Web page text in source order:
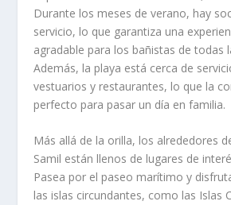
Durante los meses de verano, hay
servicio, lo que garantiza una
agradable para los bañistas de todas
Además, la playa está cerca de
vestuarios y restaurantes, lo que la
perfecto para pasar un día en familia.
Más allá de la orilla, los alrededores
Samil están llenos de lugares de
Pasea por el paseo marítimo y
las islas circundantes, como las Islas